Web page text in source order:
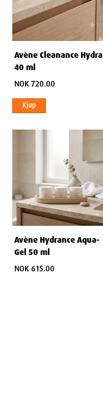
Avène Cleanance Hydra
40 ml
NOK 720.00
Kjøp
Avène Hydrance Aqua-
Gel 50 ml
NOK 615.00